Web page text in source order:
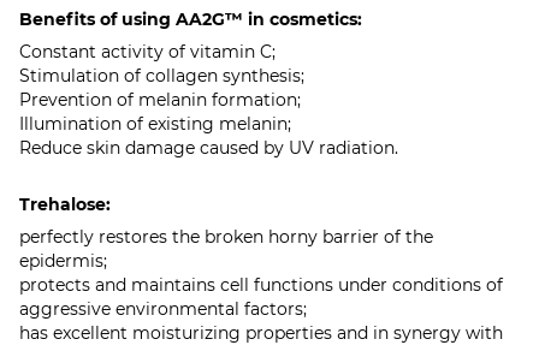
Benefits of using AA2G™ in cosmetics:
Constant activity of vitamin C;
Stimulation of collagen synthesis;
Prevention of melanin formation;
Illumination of existing melanin;
Reduce skin damage caused by UV radiation.
Trehalose:
perfectly restores the broken horny barrier of the
epidermis;
protects and maintains cell functions under conditions of
aggressive environmental factors;
has excellent moisturizing properties and in synergy with